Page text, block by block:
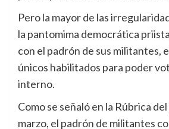
Pero la mayor de las
la pantomima democrática
con el padrón de sus militantes,
únicos habilitados para poder
interno.
Como se señaló en la Rúbrica
marzo, el padrón de militantes